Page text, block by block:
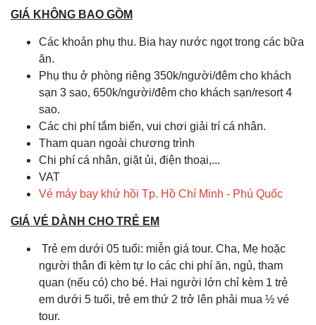
GIÁ KHÔNG BAO GỒM
Các khoản phụ thu. Bia hay nước ngọt trong các bữa
ăn.
Phụ thu ở phòng riêng 350k/người/đêm cho khách
sạn 3 sao, 650k/người/đêm cho khách sạn/resort 4
sao.
Các chi phí tắm biển, vui chơi giải trí cá nhân.
Tham quan ngoài chương trình
Chi phí cá nhân, giặt ủi, điện thoại,...
VAT
Vé máy bay khứ hồi Tp. Hồ Chí Minh - Phú Quốc
GIÁ VÉ DÀNH CHO TRẺ EM
Trẻ em dưới 05 tuổi: miễn giá tour. Cha, Mẹ hoặc
người thân đi kèm tự lo các chi phí ăn, ngủ, tham
quan (nếu có) cho bé. Hai người lớn chỉ kèm 1 trẻ
em dưới 5 tuổi, trẻ em thứ 2 trở lên phải mua ½ vé
tour.